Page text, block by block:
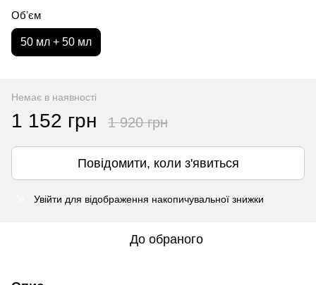
Обʼєм
50 мл + 50 мл
Немає в наявності
1 152 грн 1 920 грн
Повідомити, коли з'явиться
Увійти для відображення накопичувальної знижки
До обраного